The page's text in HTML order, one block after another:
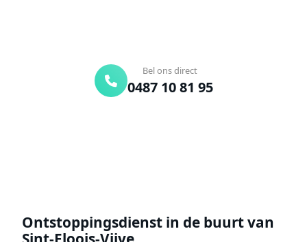
Bel ons direct
0487 10 81 95
Ontstoppingsdienst in de buurt van